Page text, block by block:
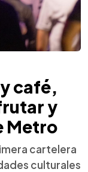
café,
y
Metro
cartelera
culturales